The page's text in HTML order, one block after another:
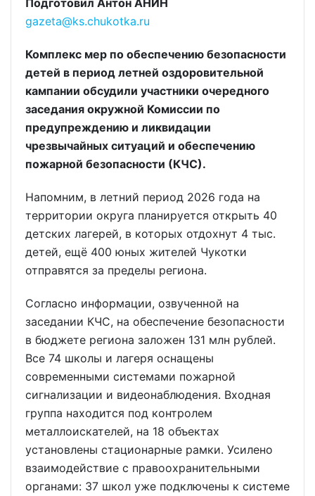
Подготовил Антон АНИН
gazeta@ks.chukotka.ru
Комплекс мер по обеспечению безопасности
детей в период летней оздоровительной
кампании обсудили участники очередного
заседания окружной Комиссии по
предупреждению и ликвидации
чрезвычайных ситуаций и обеспечению
пожарной безопасности (КЧС).
Напомним, в летний период 2026 года на
территории округа планируется открыть 40
детских лагерей, в которых отдохнут 4 тыс.
детей, ещё 400 юных жителей Чукотки
отправятся за пределы региона.
Согласно информации, озвученной на
заседании КЧС, на обеспечение безопасности
в бюджете региона заложен 131 млн рублей.
Все 74 школы и лагеря оснащены
современными системами пожарной
сигнализации и видеонаблюдения. Входная
группа находится под контролем
металлоискателей, на 18 объектах
установлены стационарные рамки. Усилено
взаимодействие с правоохранительными
органами: 37 школ уже подключены к системе